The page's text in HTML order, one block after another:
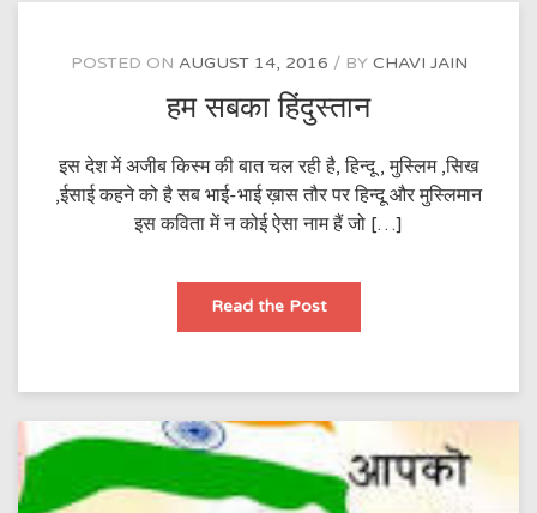
POSTED ON AUGUST 14, 2016 BY CHAVI JAIN
हम सबका हिंदुस्तान
इस देश में अजीब किस्म की बात चल रही है, हिन्दू , मुस्लिम ,सिख
,ईसाई कहने को है सब भाई-भाई ख़ास तौर पर हिन्दू और मुस्लिमान
इस कविता में न कोई ऐसा नाम हैं जो […]
Read the Postहम
हिंदुस्तान